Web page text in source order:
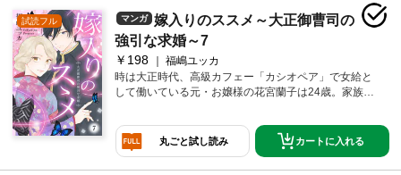
ない問題が起きていた。なんと、子爵の蝶名橋家から
蘭子に縁談の話が来ているという。実は祖父同士が孫
を結婚させる約束をしていたのだ。とはいえ、仕事も
楽しいし、結婚にもまだ興味のない蘭子は断るが、体
裁を保ちたい両親の勢いに押され、しぶしぶ蝶名橋家
へ向かうことに。そして当日、そこで待っていたの
は、カフェーでプレゼントをくれたあの無愛想な青
試読フル マンガ
嫁入りのススメ～大正御曹司の
強引な求婚～7
￥198
福嶋ユッカ
時は大正時代、高級カフェー「カシオペア」で女給と
して働いている元・お嬢様の花宮蘭子は24歳。家族か
中に、見知らぬイケメン大学青年から突然プレゼント
をもらう。色めきだつ仕事仲間たちだったが、わけの
わからない蘭子は極めて冷静。だが、家ではとんでも
丸ごと試し読み カートに入れる